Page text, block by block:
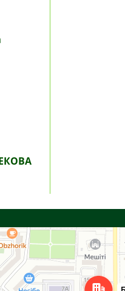
Карталар — көлік,